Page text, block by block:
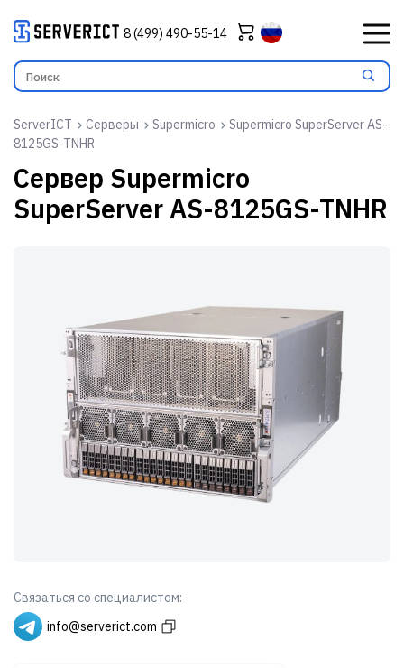
8 (499) 490-55-14
ServerICT Серверы Supermicro
Supermicro SuperServer AS-
8125GS-TNHR
Сервер Supermicro
SuperServer AS-8125GS-TNHR
Связаться со специалистом:
info@serverict.com